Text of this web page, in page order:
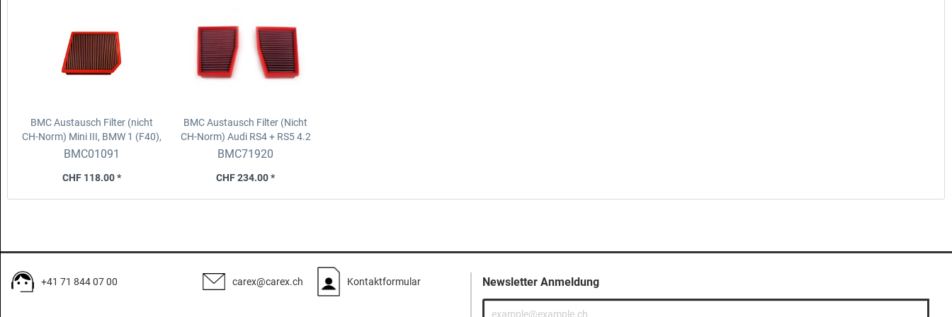
BMC Austausch Filter (nicht
CH-Norm) Mini III, BMW 1 (F40),
BMW 2 (F44), BMW X2 (F39)
BMC01091
CHF 118.00 *
BMC Austausch Filter (Nicht
CH-Norm) Audi RS4 + RS5 4.2
V8 [Full Kit] (450hp) (10-)
BMC71920
CHF 234.00 *
+41 71 844 07 00 carex@carex.ch Kontaktformular Newsletter Anmeldung